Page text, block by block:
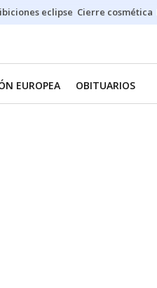
eclipse Cierre cosmética
EUROPEA OBITUARIOS